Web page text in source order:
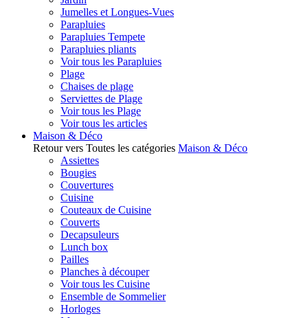
Jumelles et Longues-Vues
Parapluies
Parapluies Tempete
Parapluies pliants
Voir tous les Parapluies
Plage
Chaises de plage
Serviettes de Plage
Voir tous les Plage
Voir tous les articles
Maison & Déco
Retour vers Toutes les catégories Maison & Déco
Assiettes
Bougies
Couvertures
Cuisine
Couteaux de Cuisine
Couverts
Decapsuleurs
Lunch box
Pailles
Planches à découper
Voir tous les Cuisine
Ensemble de Sommelier
Horloges